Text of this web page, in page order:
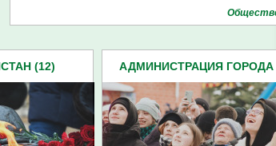
(12)
АДМИНИСТРАЦИЯ ГОРОДА